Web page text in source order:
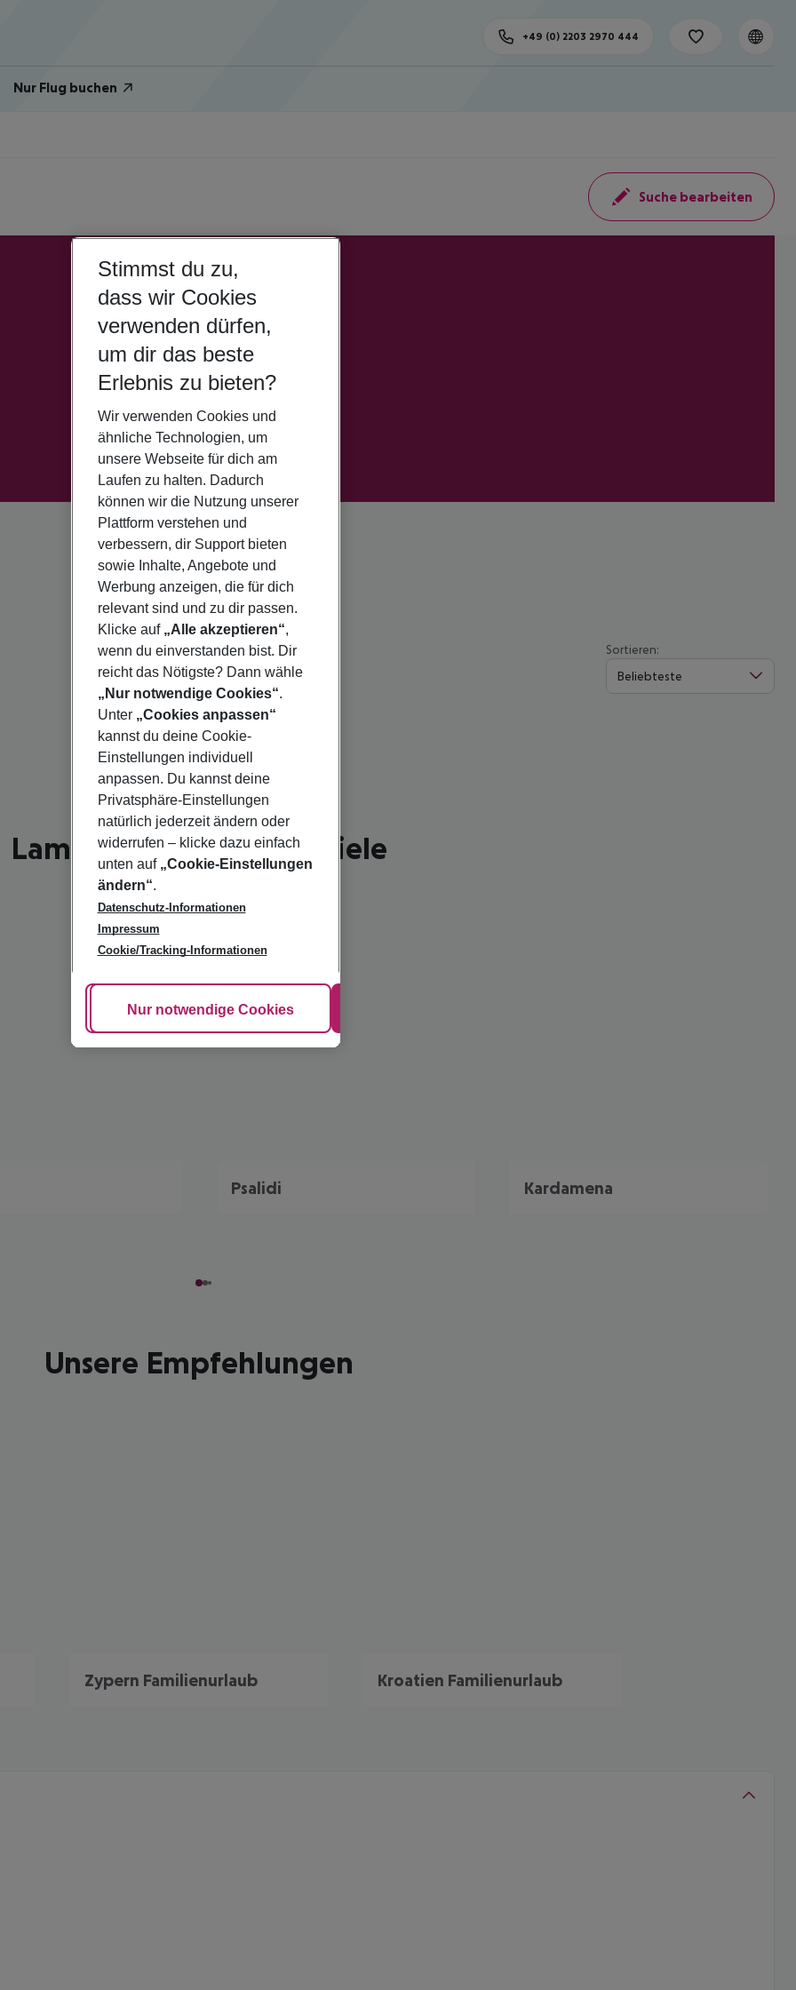
Nur Flug buchen
+49 (0) 2203 2970 444
Suche bearbeiten
Sortieren:
Beliebteste
Lambi - schönste Reiseziele
Psalidi Kardamena
Unsere Empfehlungen
Zypern Familienurlaub Kroatien Familienurlaub
Stimmst du zu,
dass wir Cookies
verwenden dürfen,
um dir das beste
Erlebnis zu bieten?
Wir verwenden Cookies und
ähnliche Technologien, um
unsere Webseite für dich am
Laufen zu halten. Dadurch
können wir die Nutzung unserer
Plattform verstehen und
verbessern, dir Support bieten
sowie Inhalte, Angebote und
Werbung anzeigen, die für dich
relevant sind und zu dir passen.
Klicke auf „Alle akzeptieren“,
wenn du einverstanden bist. Dir
reicht das Nötigste? Dann wähle
„Nur notwendige Cookies“.
Unter „Cookies anpassen“
kannst du deine Cookie-
Einstellungen individuell
anpassen. Du kannst deine
Privatsphäre-Einstellungen
natürlich jederzeit ändern oder
widerrufen – klicke dazu einfach
unten auf „Cookie-Einstellungen
ändern“.
Datenschutz-Informationen
Impressum
Cookie/Tracking-Informationen
Cookie anpassen
Nur notwendige Cookies